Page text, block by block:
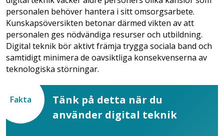
personalen behöver hantera i sitt omsorgsarbete.
Kunskapsöver­sik­ten betonar därmed vikten av att
personalen ges nödvändiga resurser och utbildning.
Digital teknik bör aktivt främja trygga sociala band och
samtidigt minimera de oavsiktliga konsekvenserna av
teknologiska störningar.
Fakta
Tänk på detta när du
använder digital teknik